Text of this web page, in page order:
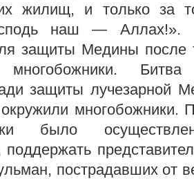
жилищ, и только за
наш — Аллах!».
защиты Медины после
многобожники.
защиты лучезарной
многобожники.
было
поддержать
пострадавших от